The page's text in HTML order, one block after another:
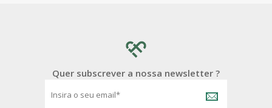
Quer subscrever a nossa newsletter ?